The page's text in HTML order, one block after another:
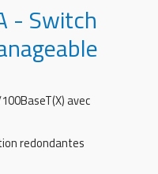
- Switch
avec
redondantes